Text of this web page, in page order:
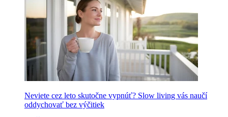
Neviete cez leto skutočne vypnúť? Slow living vás naučí
oddychovať bez výčitiek